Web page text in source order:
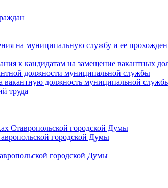
на муниципальную службу и ее
к кандидатам на замещение вакантных
должности муниципальной службы
вакантную должность муниципальной
труда
Ставропольской городской Думы
городской Думы
городской Думы